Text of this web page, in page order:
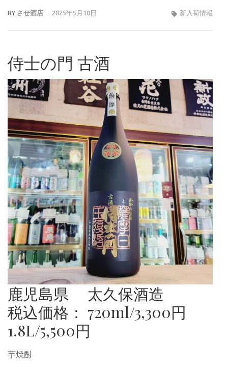
BY させ酒店 2025年5月10日 新入荷情報
侍士の門 古酒
鹿児島県 太久保酒造
税込価格： 720ml/3,300円
1.8L/5,500円
芋焼酎